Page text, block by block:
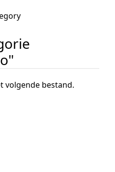
volgende bestand.